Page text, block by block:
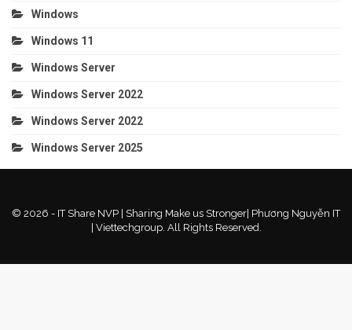
Windows
Windows 11
Windows Server
Windows Server 2022
Windows Server 2022
Windows Server 2025
© 2026 - IT Share NVP | Sharing Make us Stronger| Phương Nguyễn IT
| Viettechgroup. All Rights Reserved.